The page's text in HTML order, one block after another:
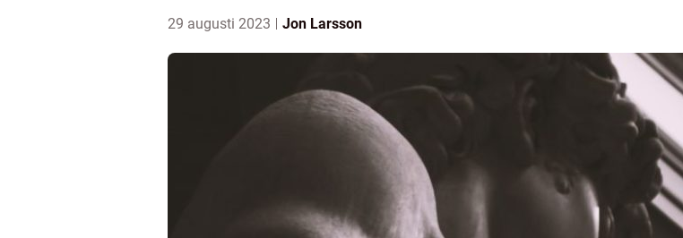
29 augusti 2023 Jon Larsson